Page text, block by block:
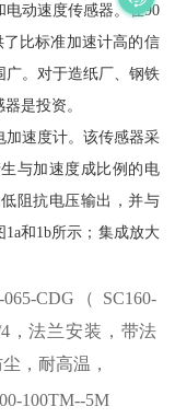
电动速度传感器。在90
了比标准加速计高的信
。对于造纸厂、钢铁
是投资。
速度计。该传感器采
与加速度成比例的电
阻抗电压输出，并与
和1b所示；集成放大
065-CDG（ SC160-
，法兰安装，带法
，耐高温，
100TM--5M